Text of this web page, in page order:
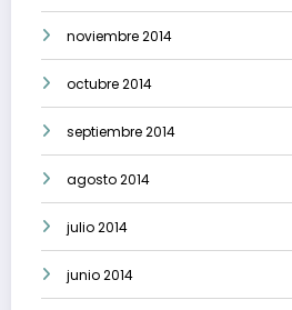
noviembre 2014
octubre 2014
septiembre 2014
agosto 2014
julio 2014
junio 2014